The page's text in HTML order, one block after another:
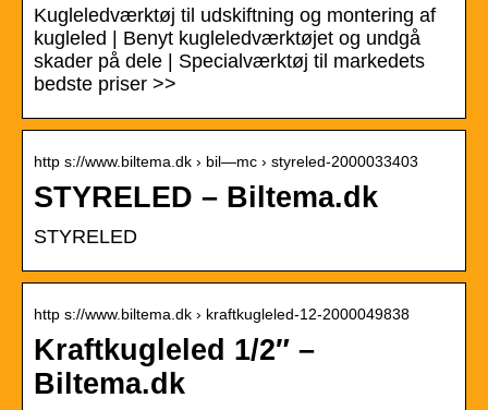
Kugleledværktøj til udskiftning og montering af
kugleled | Benyt kugleledværktøjet og undgå
skader på dele | Specialværktøj til markedets
bedste priser >>
http s://www.biltema.dk › bil—mc › styreled-2000033403
STYRELED – Biltema.dk
STYRELED
http s://www.biltema.dk › kraftkugleled-12-2000049838
Kraftkugleled 1/2″ –
Biltema.dk